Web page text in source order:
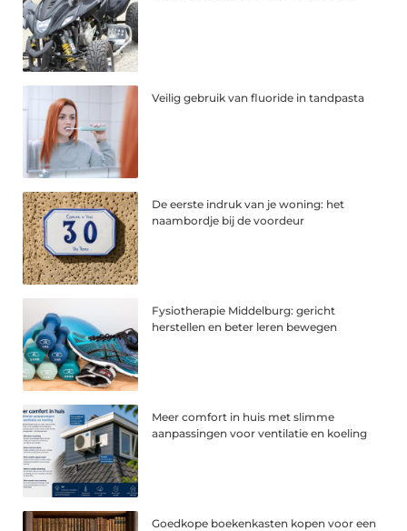
Veilig gebruik van fluoride in tandpasta
De eerste indruk van je woning: het
naambordje bij de voordeur
Fysiotherapie Middelburg: gericht
herstellen en beter leren bewegen
Meer comfort in huis met slimme
aanpassingen voor ventilatie en koeling
Goedkope boekenkasten kopen voor een